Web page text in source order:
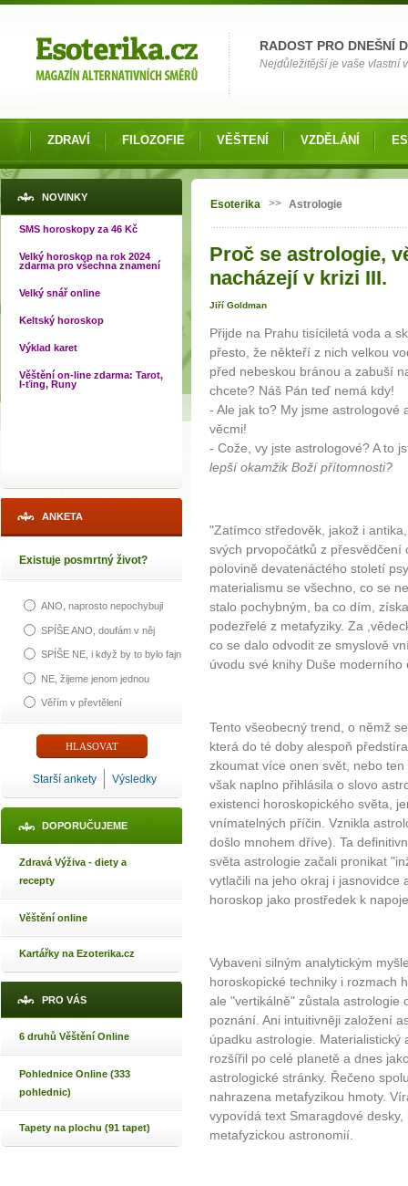
RADOST PRO DNEŠNÍ
Nejdůležitější je vaše vlastní
ZDRAVÍ FILOZOFIE VĚŠTENÍ VZDĚLÁNÍ
NOVINKY
SMS horoskopy za 46 Kč
Velký horoskop na rok 2024
zdarma pro všechna znamení
Velký snář online
Keltský horoskop
Výklad karet
Věštění on-line zdarma: Tarot,
I-ťing, Runy
ANKETA
Existuje posmrtný život?
ANO, naprosto nepochybuji
SPÍŠE ANO, doufám v něj
SPÍŠE NE, i když by to bylo fajn
NE, žijeme jenom jednou
Věřím v převtělení
Starší ankety Výsledky
DOPORUČUJEME
Zdravá Výživa - diety a
recepty
Věštění online
Kartářky na Ezoterika.cz
PRO VÁS
6 druhů Věštění Online
Pohlednice Online (333
pohlednic)
Tapety na plochu (91 tapet)
Jste zde
Esoterika >> Astrologie
Proč se astrologie,
nacházejí v krizi III.
Jiří Goldman
Přijde na Prahu tisíciletá voda a
přesto, že někteří z nich velkou
před nebeskou bránou a zabuší
chcete? Náš Pán teď nemá kdy!
- Ale jak to? My jsme astrologové
věcmi!
- Cože, vy jste astrologové? A to
lepší okamžik Boží přítomnosti?
"Zatímco středověk, jakož i
svých prvopočátků z
polovině devatenáctého století
materialismu se všechno, co se
stalo pochybným, ba co dím,
podezřelé z metafyziky. Za
co se dalo odvodit ze smyslově
úvodu své knihy Duše moderního
Tento všeobecný trend, o němž
která do té doby alespoň
zkoumat více onen svět, nebo
však naplno přihlásila o slovo
existenci horoskopického světa,
vnímatelných příčin. Vznikla
došlo mnohem dříve). Ta
světa astrologie začali pronikat
vytlačili na jeho okraj i jasnovidce
horoskop jako prostředek k
Vybaveni silným analytickým
horoskopické techniky i rozmach
ale "vertikálně" zůstala astrologie
poznání. Ani intuitivněji založení
úpadku astrologie.
rozšířil po celé planetě a dnes
astrologické stránky. Řečeno
nahrazena metafyzikou hmoty.
vypovídá text Smaragdové
metafyzickou astronomií.